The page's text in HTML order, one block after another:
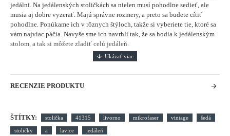
jedálni. Na jedálenských stoličkách sa nielen musí pohodlne sedieť, ale
musia aj dobre vyzerať. Majú správne rozmery, a preto sa budete cítiť
pohodlne. Ponúkame ich v rôznych štýloch, takže si vyberiete tie, ktoré sa
vám najviac páčia. Navyše sme ich navrhli tak, že sa hodia k jedálenským
stolom, a tak si môžete zladiť celú jedáleň.
RECENZIE PRODUKTU
ŠTÍTKY: stolička 41315 livorno mikrofaser vintage šedá
stoličky a lavice jedáleň